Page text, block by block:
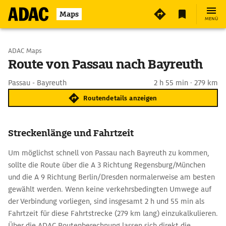
Maps MENÜ
Start wählen
ADAC Maps
Route von Passau nach Bayreuth
Passau - Bayreuth 2 h 55 min · 279 km
Routendetails anzeigen
Streckenlänge und Fahrtzeit
Um möglichst schnell von Passau nach Bayreuth zu kommen,
sollte die Route über die A 3 Richtung Regensburg/München
und die A 9 Richtung Berlin/Dresden normalerweise am besten
gewählt werden. Wenn keine verkehrsbedingten Umwege auf
der Verbindung vorliegen, sind insgesamt 2 h und 55 min als
Fahrtzeit für diese Fahrtstrecke (279 km lang) einzukalkulieren.